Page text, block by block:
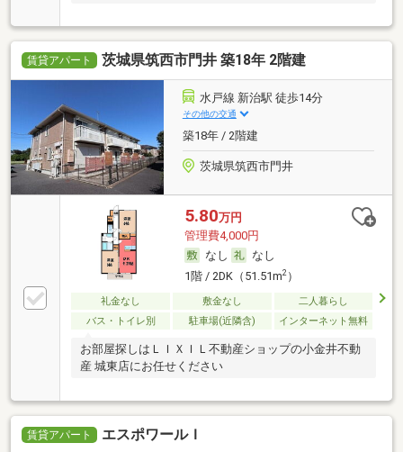
賃貸アパート 茨城県筑西市門井 築18年 2階建
水戸線 新治駅 徒歩14分
その他の交通
築18年 / 2階建
茨城県筑西市門井
5.80万円
管理費4,000円
なし
なし
1階 / 2DK（51.51m2）
礼金なし 敷金なし
二人暮らし
バス・トイレ別
駐車場(近隣含) インターネット無料
お部屋探しはＬＩＸＩＬ不動産ショップの小金井不動
産 城東店にお任せください
賃貸アパート エスポワールＩ